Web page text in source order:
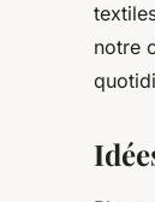
notre